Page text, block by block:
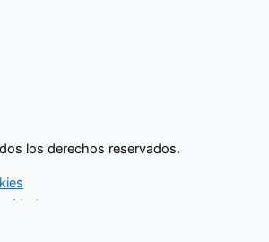
los derechos reservados.